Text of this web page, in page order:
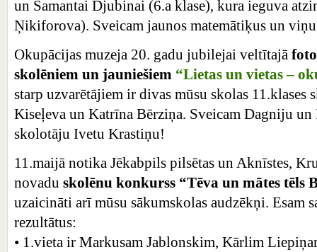
un Samantai Djubinai (6.a klase), kura ieguva
Ņikiforova). Sveicam jaunos matemātiķus un
Okupācijas muzeja 20. gadu jubilejai veltītajā
skolēniem un jauniešiem “Lietas un vietas –
starp uzvarētājiem ir divas mūsu skolas 11.klases
Kiseļeva un Katrīna Bērziņa. Sveicam Dagniju
skolotāju Ivetu Krastiņu!
11.maijā notika Jēkabpils pilsētas un Aknīstes,
novadu skolēnu konkurss “Tēva un mātes tēls
uzaicināti arī mūsu sākumskolas audzēkņi. Esam
rezultātus:
• 1.vieta ir Markusam Jablonskim, Kārlim